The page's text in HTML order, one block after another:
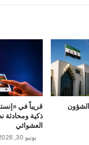
قريباً في
ذكية ومحادثة
العشوائي
يونيو 30, 2026